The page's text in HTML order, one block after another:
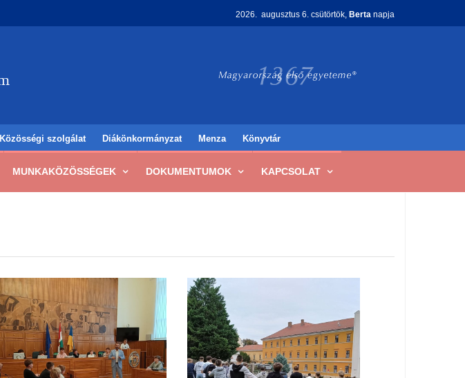
2026. augusztus 6. csütörtök, Berta napja
Közösségi szolgálat Diákönkormányzat Menza Könyvtár
MUNKAKÖZÖSSÉGEK DOKUMENTUMOK KAPCSOLAT